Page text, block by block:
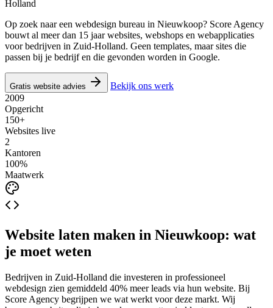
Holland
Op zoek naar een webdesign bureau in Nieuwkoop? Score Agency
bouwt al meer dan 15 jaar websites, webshops en webapplicaties
voor bedrijven in Zuid-Holland. Geen templates, maar sites die
passen bij je bedrijf en die gevonden worden in Google.
Gratis website advies
Bekijk ons werk
2009
Opgericht
150+
Websites live
2
Kantoren
100%
Maatwerk
Website laten maken in Nieuwkoop: wat
je moet weten
Bedrijven in Zuid-Holland die investeren in professioneel
webdesign zien gemiddeld 40% meer leads via hun website. Bij
Score Agency begrijpen we wat werkt voor deze markt. Wij